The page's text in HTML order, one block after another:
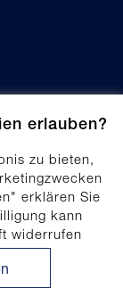
erlauben?
zu bieten,
erklären Sie
kann
widerrufen
können durch
Weitere